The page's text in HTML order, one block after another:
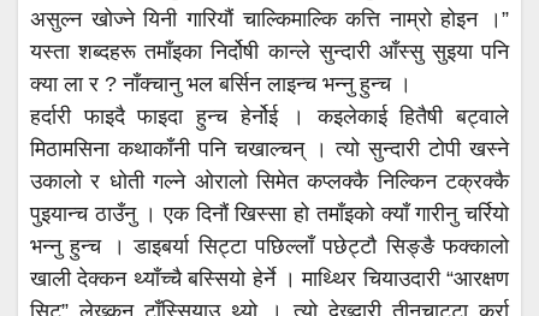
असुल्न खोज्ने यिनी गारियौं चाल्किमाल्कि कत्ति नाम्रो होइन ।”
यस्ता शब्दहरू तमाँइका निर्दोषी कान्ले सुन्दारी आँस्सु सुइया पनि
क्या ला र ? नाँक्चानु भल बर्सिन लाइन्च भन्नु हुन्च ।
हर्दारी फाइदै फाइदा हुन्च हेर्नोई । कइलेकाई हितैषी बट्वाले
मिठामसिना कथाकाँनी पनि चखाल्चन् । त्यो सुन्दारी टोपी खस्ने
उकालो र धोती गल्ने ओरालो सिमेत कप्लक्कै निल्किन टक्रक्कै
पुइयान्च ठाउँनु । एक दिनौं खिस्सा हो तमाँइको क्याँ गारीनु चर्रियो
भन्नु हुन्च । डाइबर्या सिट्टा पछिल्लाँ पछेट्टौ सिङ्ङै फक्कालो
खाली देक्कन थ्याँच्चै बस्सियो हेर्ने । माथ्थिर चियाउदारी “आरक्षण
सिट” लेख्कन टाँस्सियाउ थ्यो । त्यो देख्दारी तीनचाट्टा कुर्रा